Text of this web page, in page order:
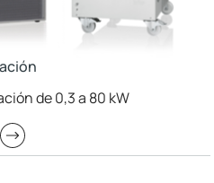
de 0,3 a 80 kW